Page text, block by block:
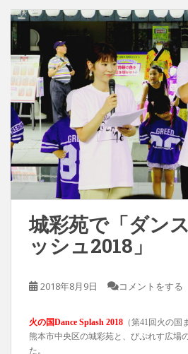
城彩苑で「ダン
ッシュ2018」
2018年8月9日 コメントをする
火の国Dance Splash 2018 （第41回火の国
熊本市中央区の城彩苑と、びぷれす広場
た。